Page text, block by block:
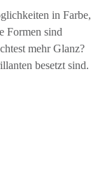
in Farbe,
Formen sind
mehr Glanz?
besetzt sind.